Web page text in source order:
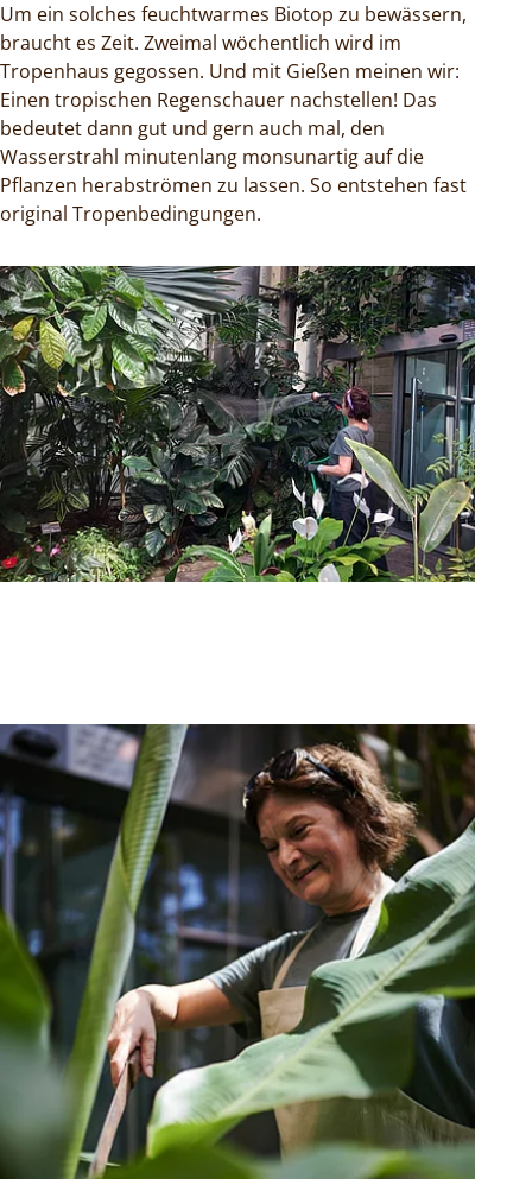
Um ein solches feuchtwarmes Biotop zu bewässern,
braucht es Zeit. Zweimal wöchentlich wird im
Tropenhaus gegossen. Und mit Gießen meinen wir:
Einen tropischen Regenschauer nachstellen! Das
bedeutet dann gut und gern auch mal, den
Wasserstrahl minutenlang monsunartig auf die
Pflanzen herabströmen zu lassen. So entstehen fast
original Tropenbedingungen.